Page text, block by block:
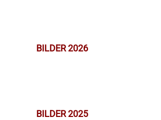
BILDER 2026
BILDER 2025